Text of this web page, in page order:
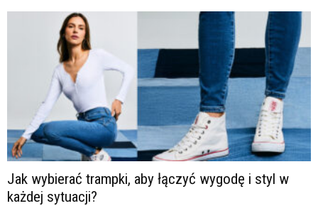
Jak wybierać trampki, aby łączyć wygodę i styl w
każdej sytuacji?